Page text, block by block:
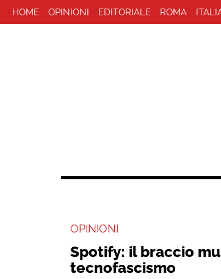
HOME OPINIONI EDITORIALE ROMA
OPINIONI
Spotify: il braccio
tecnofascismo